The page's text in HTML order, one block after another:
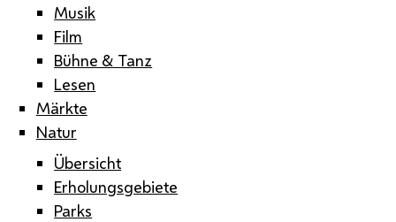
Musik
Film
Bühne & Tanz
Lesen
Märkte
Natur
Übersicht
Erholungsgebiete
Parks